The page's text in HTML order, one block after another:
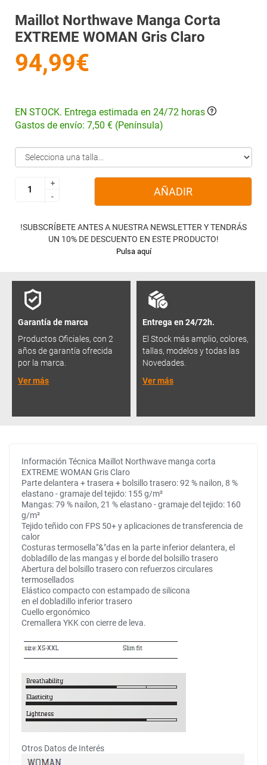
Maillot Northwave Manga Corta
EXTREME WOMAN Gris Claro
94,99€
EN STOCK. Entrega estimada en 24/72 horas
Gastos de envío: 7,50 € (Península)
+
-
+
-
AÑADIR
!SUBSCRÍBETE ANTES A NUESTRA NEWSLETTER Y TENDRÁS
UN 10% DE DESCUENTO EN ESTE PRODUCTO!
Pulsa aquí
Garantía de marca
Productos Oficiales, con 2
años de garantía ofrecida
por la marca.
Ver más
Entrega en 24/72h.
El Stock más amplio, colores,
tallas, modelos y todas las
Novedades.
Ver más
Información Técnica Maillot Northwave manga corta
EXTREME WOMAN Gris Claro
Parte delantera + trasera + bolsillo trasero: 92 % nailon, 8 %
elastano - gramaje del tejido: 155 g/m²
Mangas: 79 % nailon, 21 % elastano - gramaje del tejido: 160
g/m²
Tejido teñido con FPS 50+ y aplicaciones de transferencia de
calor
Costuras termosella"&"das en la parte inferior delantera, el
dobladillo de las mangas y el borde del bolsillo trasero
Abertura del bolsillo trasero con refuerzos circulares
termosellados
Elástico compacto con estampado de silicona
en el dobladillo inferior trasero
Cuello ergonómico
Cremallera YKK con cierre de leva.
Otros Datos de Interés